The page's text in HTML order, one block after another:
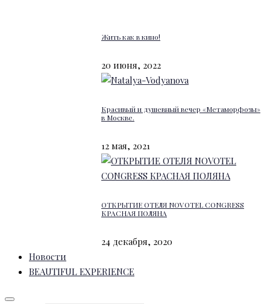
Жить как в кино!
20 июня, 2022
Красивый и душевный вечер «Метаморфозы»
в Москве.
12 мая, 2021
ОТКРЫТИЕ ОТЕЛЯ NOVOTEL CONGRESS
КРАСНАЯ ПОЛЯНА
24 декабря, 2020
Новости
BEAUTIFUL EXPERIENCE